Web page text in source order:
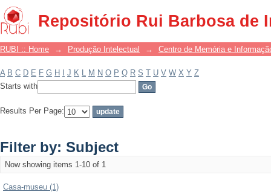
Repositório Rui Barbosa de
Filter by: Subject
RUBI :: Home → Produção Intelectual → Centro de Memória e
A B C D E F G H J K L M N O P Q R S T U V W X Y Z
Starts with
Results Per Page:
Filter by: Subject
Now showing items 1-10 of 1
Casa-museu (1)